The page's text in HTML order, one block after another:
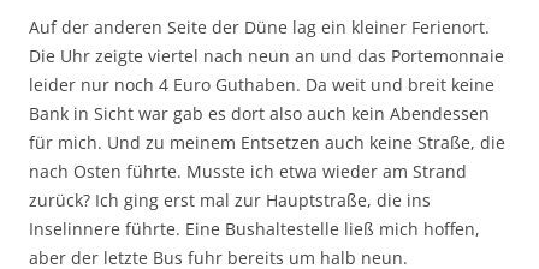
Auf der anderen Seite der Düne lag ein kleiner Ferienort.
Die Uhr zeigte viertel nach neun an und das Portemonnaie
leider nur noch 4 Euro Guthaben. Da weit und breit keine
Bank in Sicht war gab es dort also auch kein Abendessen
für mich. Und zu meinem Entsetzen auch keine Straße, die
nach Osten führte. Musste ich etwa wieder am Strand
zurück? Ich ging erst mal zur Hauptstraße, die ins
Inselinnere führte. Eine Bushaltestelle ließ mich hoffen,
aber der letzte Bus fuhr bereits um halb neun.